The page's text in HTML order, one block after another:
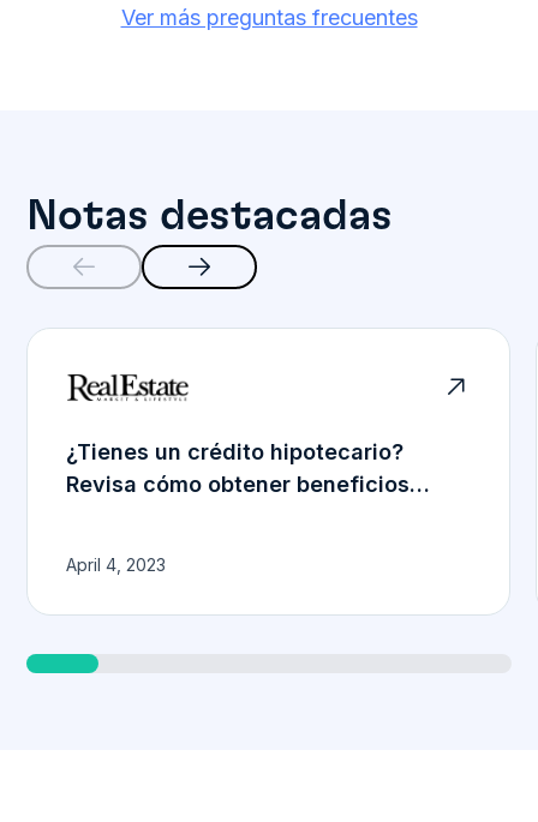
Ver más preguntas frecuentes
Notas destacadas
 

¿Tienes un crédito hipotecario?
Revisa cómo obtener beneficios
April 4, 2023